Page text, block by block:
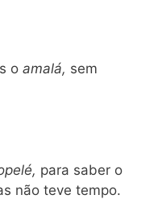
o amalá, sem
para saber o
não teve tempo.